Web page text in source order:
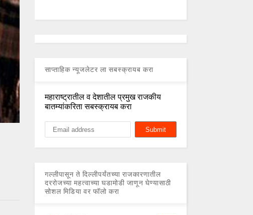
साप्ताहिक न्यूजलेटर ला सबस्क्रायब करा
महाराष्ट्रातील व देशातील प्रमुख राजकीय
बातम्यांकरिता सबस्क्रायब करा
गल्लीपासून ते दिल्लीपर्यंतच्या राजकारणातील
दररोजच्या महत्वाच्या घडामोडी जाणून घेण्यासाठी
सोशल मिडिया वर फॉलो करा